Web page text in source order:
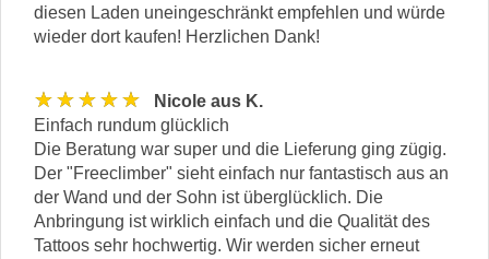
diesen Laden uneingeschränkt empfehlen und würde
wieder dort kaufen! Herzlichen Dank!
★★★★★
Nicole aus K.
Einfach rundum glücklich
Die Beratung war super und die Lieferung ging zügig.
Der "Freeclimber" sieht einfach nur fantastisch aus an
der Wand und der Sohn ist überglücklich. Die
Anbringung ist wirklich einfach und die Qualität des
Tattoos sehr hochwertig. Wir werden sicher erneut